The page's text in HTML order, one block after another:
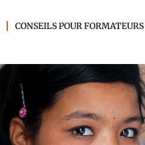
CONSEILS POUR FORMATEURS